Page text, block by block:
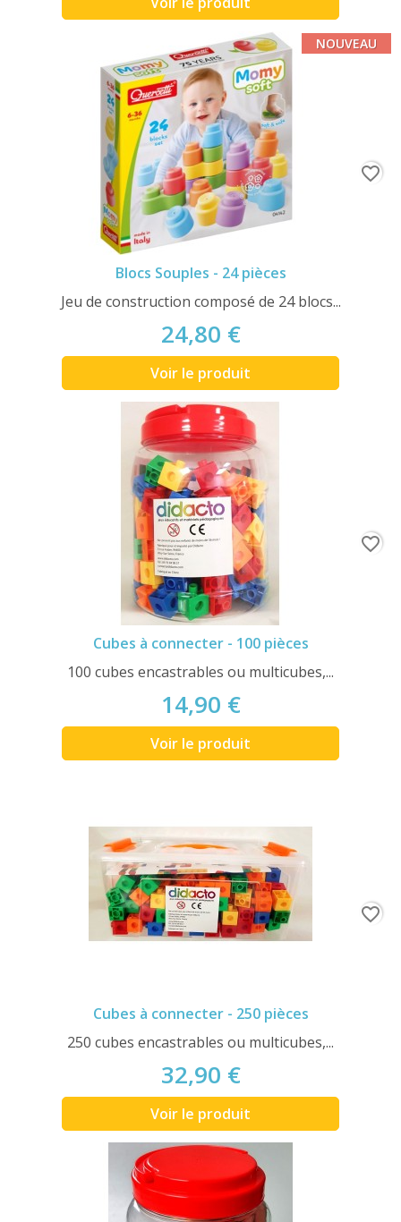
Blocs Souples - 24 pièces
Jeu de construction composé de 24 blocs...
24,80 €
Voir le produit
NOUVEAU
favorite_border
Cubes à connecter - 100 pièces
100 cubes encastrables ou multicubes,...
14,90 €
Voir le produit
favorite_border
Cubes à connecter - 250 pièces
250 cubes encastrables ou multicubes,...
32,90 €
Voir le produit
favorite_border